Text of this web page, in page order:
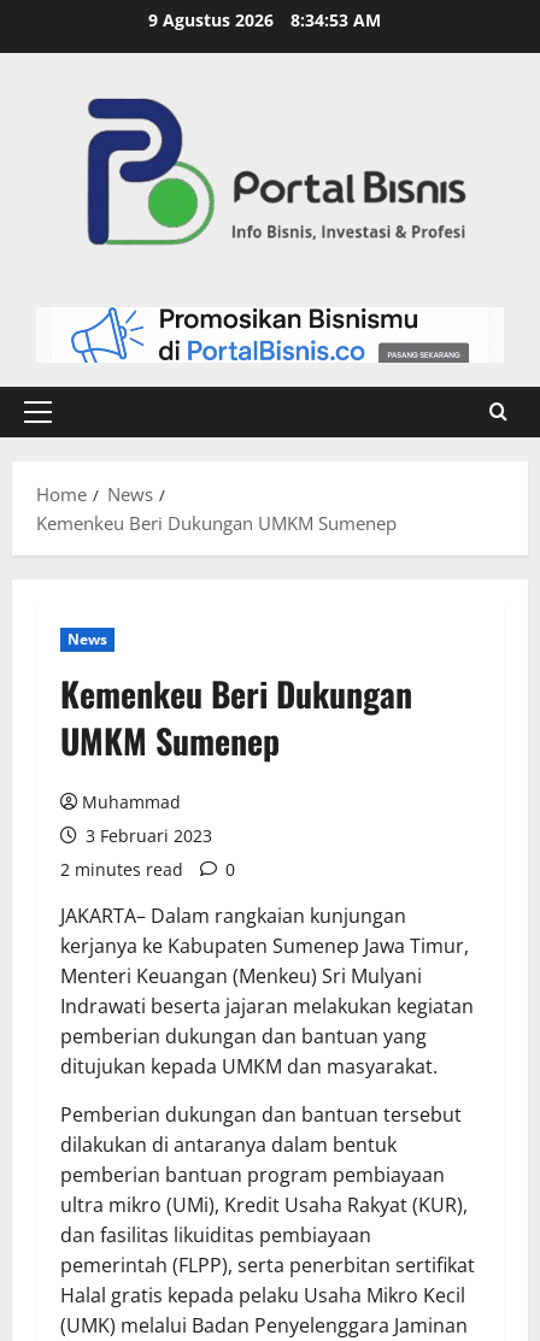
9 Agustus 2026 8:34:54 AM
Home
News
Kemenkeu Beri Dukungan UMKM Sumenep
News
Kemenkeu Beri Dukungan
UMKM Sumenep
Muhammad
3 Februari 2023
2 minutes read
0
JAKARTA– Dalam rangkaian kunjungan
kerjanya ke Kabupaten Sumenep Jawa Timur,
Menteri Keuangan (Menkeu) Sri Mulyani
Indrawati beserta jajaran melakukan kegiatan
pemberian dukungan dan bantuan yang
ditujukan kepada UMKM dan masyarakat.
Pemberian dukungan dan bantuan tersebut
dilakukan di antaranya dalam bentuk
pemberian bantuan program pembiayaan
ultra mikro (UMi), Kredit Usaha Rakyat (KUR),
dan fasilitas likuiditas pembiayaan
pemerintah (FLPP), serta penerbitan sertifikat
Halal gratis kepada pelaku Usaha Mikro Kecil
(UMK) melalui Badan Penyelenggara Jaminan